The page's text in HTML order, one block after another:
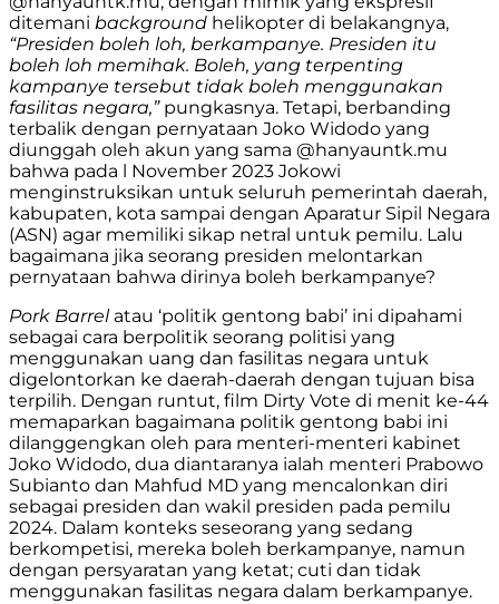
ditemani background helikopter di belakangnya,
“Presiden boleh loh, berkampanye. Presiden itu
boleh loh memihak. Boleh, yang terpenting
kampanye tersebut tidak boleh menggunakan
fasilitas negara,” pungkasnya. Tetapi, berbanding
terbalik dengan pernyataan Joko Widodo yang
diunggah oleh akun yang sama @hanyauntk.mu
bahwa pada l November 2023 Jokowi
menginstruksikan untuk seluruh pemerintah daerah,
kabupaten, kota sampai dengan Aparatur Sipil Negara
(ASN) agar memiliki sikap netral untuk pemilu. Lalu
bagaimana jika seorang presiden melontarkan
pernyataan bahwa dirinya boleh berkampanye?
Pork Barrelatau ‘politik gentong babi’ ini dipahami
sebagai cara berpolitik seorang politisi yang
menggunakan uang dan fasilitas negara untuk
digelontorkan ke daerah-daerah dengan tujuan bisa
terpilih. Dengan runtut, film Dirty Vote di menit ke-44
memaparkan bagaimana politik gentong babi ini
dilanggengkan oleh para menteri-menteri kabinet
Joko Widodo, dua diantaranya ialah menteri Prabowo
Subianto dan Mahfud MD yang mencalonkan diri
sebagai presiden dan wakil presiden pada pemilu
2024. Dalam konteks seseorang yang sedang
berkompetisi, mereka boleh berkampanye, namun
dengan persyaratan yang ketat; cuti dan tidak
menggunakan fasilitas negara dalam berkampanye.